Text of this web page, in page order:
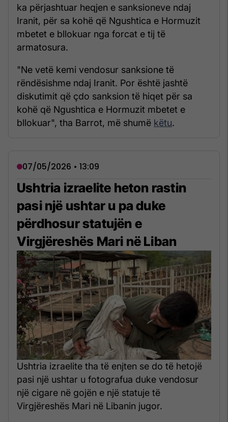
ka përjashtuar heqjen e sanksioneve ndaj
Iranit, për sa kohë që Ngushtica e Hormuzit
mbetet e bllokuar nga forcat e tij të
armatosura.
"Ne vetë kemi vendosur sanksione të
rëndësishme ndaj Iranit. Por është jashtë
diskutimit që çdo sanksion të hiqet për sa
kohë që Ngushtica e Hormuzit mbetet e
bllokuar", tha Barrot, më shumë këtu.
07/05/2026 • 13:09
Ushtria izraelite heton rastin
pasi një ushtar u pa duke
përdhosur statujën e
Virgjëreshës Mari në Liban
Ushtria izraelite tha të enjten se do të hetojë
pasi një ushtar u fotografua duke vendosur
një cigare në gojën e një statuje të
Virgjëreshës Mari në Libanin jugor.